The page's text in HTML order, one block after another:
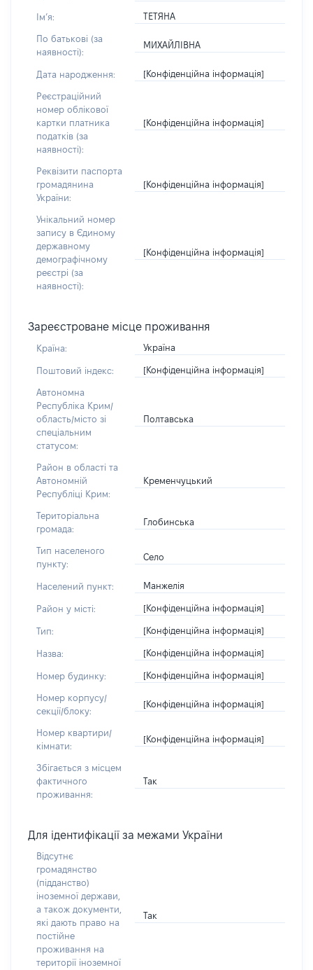
Імʼя: ТЕТЯНА
По батькові (за
наявності):
МИХАЙЛІВНА
Дата народження: [Конфіденційна інформація]
Реєстраційний
номер облікової
картки платника
податків (за
наявності):
[Конфіденційна інформація]
Реквізити паспорта
громадянина
України:
[Конфіденційна інформація]
Унікальний номер
запису в Єдиному
державному
демографічному
реєстрі (за
наявності):
[Конфіденційна інформація]
Зареєстроване місце проживання
Країна: Україна
Поштовий індекс: [Конфіденційна інформація]
Автономна
Республіка Крим/
область/місто зі
спеціальним
статусом:
Полтавська
Район в області та
Автономній
Республіці Крим:
Кременчуцький
Територіальна
громада:
Глобинська
Тип населеного
пункту:
Село
Населений пункт: Манжелія
Район у місті: [Конфіденційна інформація]
Тип: [Конфіденційна інформація]
Назва: [Конфіденційна інформація]
Номер будинку: [Конфіденційна інформація]
Номер корпусу/
секції/блоку:
[Конфіденційна інформація]
Номер квартири/
кімнати:
[Конфіденційна інформація]
Збігається з місцем
фактичного
проживання:
Так
Для ідентифікації за межами України
Відсутнє
громадянство
(підданство)
іноземної держави,
а також документи,
які дають право на
постійне
проживання на
території іноземної
Так